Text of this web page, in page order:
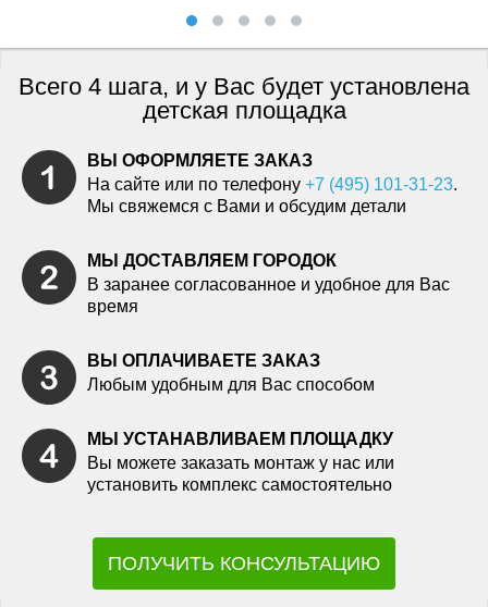
Всего 4 шага, и у Вас будет установлена
детская площадка
ВЫ ОФОРМЛЯЕТЕ ЗАКАЗ
На сайте или по телефону +7 (495) 101-31-23.
Мы свяжемся с Вами и обсудим детали
МЫ ДОСТАВЛЯЕМ ГОРОДОК
В заранее согласованное и удобное для Вас
время
ВЫ ОПЛАЧИВАЕТЕ ЗАКАЗ
Любым удобным для Вас способом
МЫ УСТАНАВЛИВАЕМ ПЛОЩАДКУ
Вы можете заказать монтаж у нас или
установить комплекс самостоятельно
ПОЛУЧИТЬ КОНСУЛЬТАЦИЮ